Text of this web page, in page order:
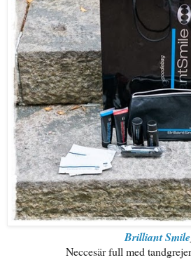
Brilliant Smile
Neccesär full med